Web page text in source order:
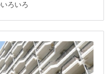
ろいろ